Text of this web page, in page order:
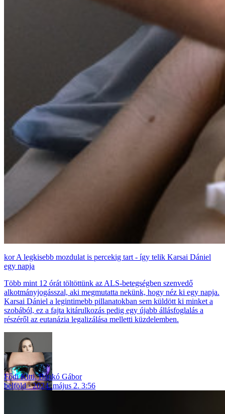
A legkisebb mozdulat is percekig tart - így telik Karsai Dániel
egy napja
Több mint 12 órát töltöttünk az ALS-betegségben szenvedő
alkotmányjogásszal, aki megmutatta nekünk, hogy néz ki egy napja.
Karsai Dániel a legintimebb pillanatokban sem küldött ki minket a
szobából, ez a fajta kitárulkozás pedig egy újabb állásfoglalás a
részéről az eutanázia legalizálása melletti küzdelemben.
Fődi Kitti,Bankó Gábor
belföld
2024. május 2. 3:56